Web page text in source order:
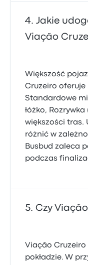
Jakie
Viação
Większość
Cruzeiro oferuje
Standardowe
łóżko,
większości tras.
różnić w
Busbud zaleca
podczas
Czy
Viação
pokładzie. W